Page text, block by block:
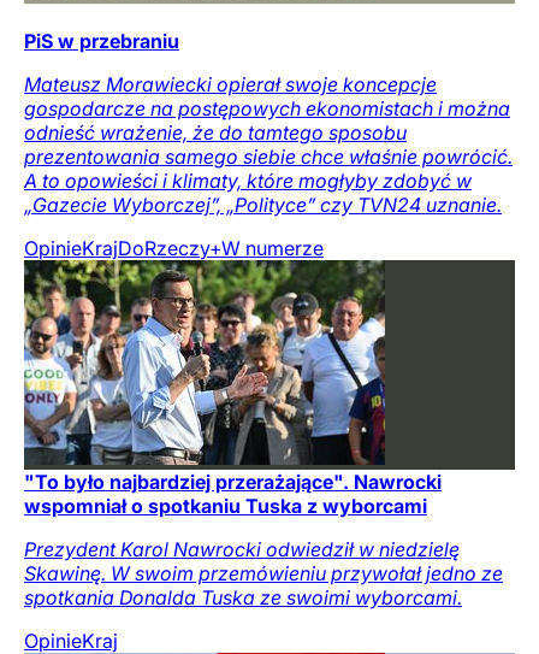
PiS w przebraniu
Mateusz Morawiecki opierał swoje koncepcje
gospodarcze na postępowych ekonomistach i można
odnieść wrażenie, że do tamtego sposobu
prezentowania samego siebie chce właśnie powrócić.
A to opowieści i klimaty, które mogłyby zdobyć w
„Gazecie Wyborczej”, „Polityce” czy TVN24 uznanie.
OpinieKrajDoRzeczy+W numerze
"To było najbardziej przerażające". Nawrocki
wspomniał o spotkaniu Tuska z wyborcami
Prezydent Karol Nawrocki odwiedził w niedzielę
Skawinę. W swoim przemówieniu przywołał jedno ze
spotkania Donalda Tuska ze swoimi wyborcami.
OpinieKraj